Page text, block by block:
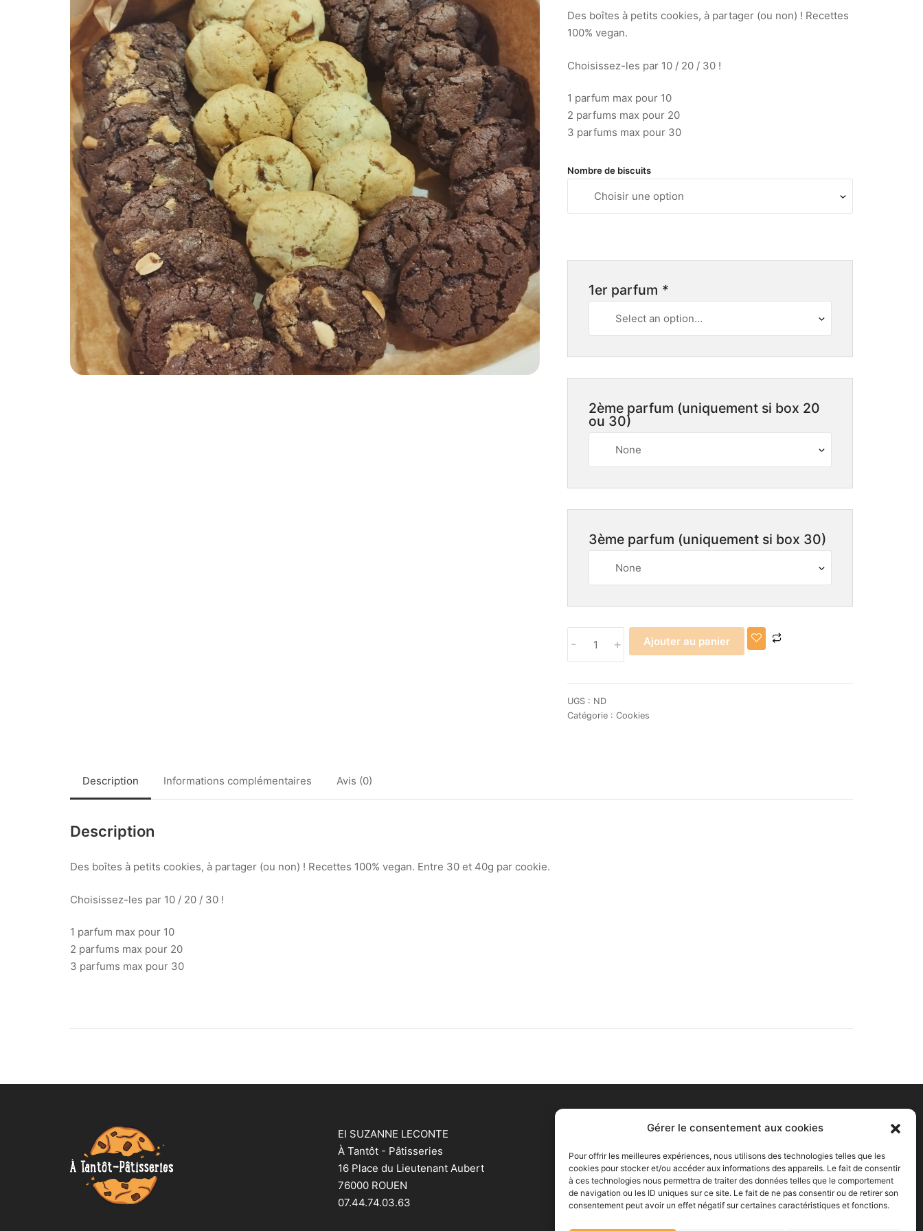
Gérer le consentement aux cookies
Pour offrir les meilleures expériences, nous utilisons des technologies telles que les
cookies pour stocker et/ou accéder aux informations des appareils. Le fait de consentir
à ces technologies nous permettra de traiter des données telles que le comportement
de navigation ou les ID uniques sur ce site. Le fait de ne pas consentir ou de retirer son
consentement peut avoir un effet négatif sur certaines caractéristiques et fonctions.
prix :
à
Des boîtes à petits cookies, à partager (ou non) ! Recettes
100% vegan.
Choisissez-les par 10 / 20 / 30 !
1 parfum max pour 10
2 parfums max pour 20
3 parfums max pour 30
Nombre de biscuits
1er parfum *
2ème parfum (uniquement si box 20
ou 30)
3ème parfum (uniquement si box 30)
Box
- + Ajouter au panier
UGS : ND
Catégorie : Cookies
Description Informations complémentaires Avis (0)
Description
Des boîtes à petits cookies, à partager (ou non) ! Recettes 100% vegan. Entre 30 et 40g par cookie.
Choisissez-les par 10 / 20 / 30 !
1 parfum max pour 10
2 parfums max pour 20
3 parfums max pour 30
EI SUZANNE LECONTE
À Tantôt - Pâtisseries
16 Place du Lieutenant Aubert
76000 ROUEN
07.44.74.03.63
Lun-Mar : 12h-18h
Merc : 14h-18h
Jeu-Ven-Sam : 10h-18h